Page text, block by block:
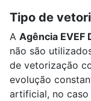
Tipo de
A Agência EVEF
não são
de vetorização
evolução
artificial, no